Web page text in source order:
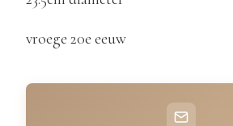
vroege 20e eeuw